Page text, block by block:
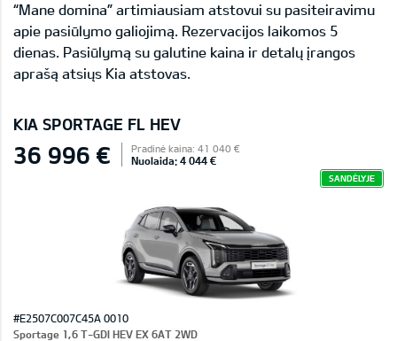
“Mane domina” artimiausiam atstovui su pasiteiravimu
apie pasiūlymo galiojimą. Rezervacijos laikomos 5
dienas. Pasiūlymą su galutine kaina ir detalų įrangos
aprašą atsiųs Kia atstovas.
KIA SPORTAGE FL HEV
36 996 € Pradinė kaina: 41 040 €
Nuolaida: 4 044 €
SANDĖLYJE
#E2507C007C45A 0010
Sportage 1,6 T-GDI HEV EX 6AT 2WD